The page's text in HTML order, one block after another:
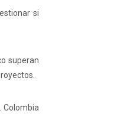
si
superan
Colombia